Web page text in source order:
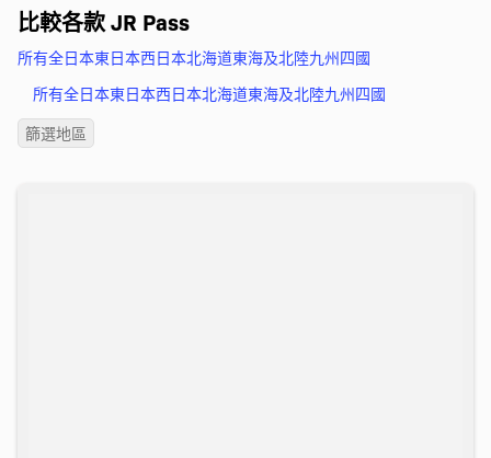
比較各款 JR Pass
所有全日本東日本西日本北海道東海及北陸九州四國
所有全日本東日本西日本北海道東海及北陸九州四國
篩選地區